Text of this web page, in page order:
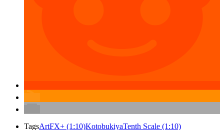
TagsArtFX+ (1:10)KotobukiyaTenth Scale (1:10)